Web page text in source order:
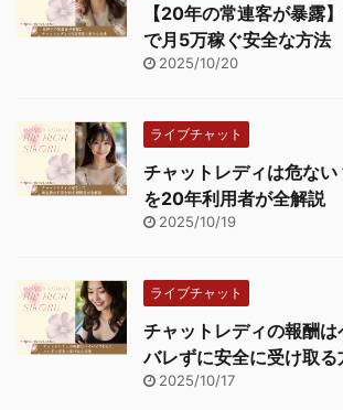
【20年の常連客が暴露
で月5万稼ぐ安全な方法
2025/10/20
ライブチャット
チャットレディは危な
を20年利用者が全解説
2025/10/19
ライブチャット
チャットレディの報酬は
バレずに安全に受け取る
2025/10/17